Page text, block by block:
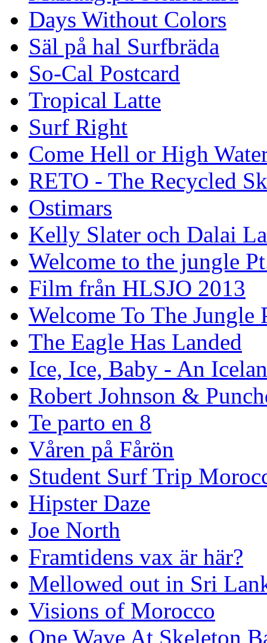
Days Without Colors
Säl på hal Surfbräda
So-Cal Postcard
Tropical Latte
Surf Right
Come Hell or High
RETO - The Recycled
Ostimars
Kelly Slater och Dalai
Welcome to the jungle
Film från HLSJO 2013
Welcome To The Jungle
The Eagle Has Landed
Ice, Ice, Baby - An
Robert Johnson &
Te parto en 8
Våren på Fårön
Student Surf Trip
Hipster Daze
Joe North
Framtidens vax är här?
Mellowed out in Sri
Visions of Morocco
One Wave At Skeleton